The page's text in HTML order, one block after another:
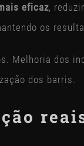
eficaz,
os
Melhoria dos
dos barris.